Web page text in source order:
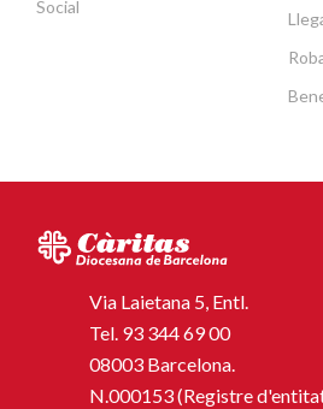
Social
Via Laietana 5, Entl.
Tel. 93 344 69 00
08003 Barcelona.
N.000153 (Registre